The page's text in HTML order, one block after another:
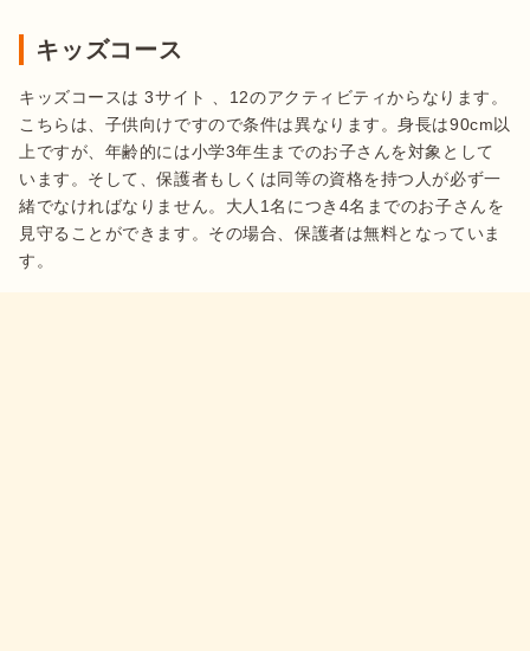
キッズコース
キッズコースは 3サイト 、12のアクティビティからなります。
こちらは、子供向けですので条件は異なります。身長は90cm以
上ですが、年齢的には小学3年生までのお子さんを対象として
います。そして、保護者もしくは同等の資格を持つ人が必ず一
緒でなければなりません。大人1名につき4名までのお子さんを
見守ることができます。その場合、保護者は無料となっていま
す。